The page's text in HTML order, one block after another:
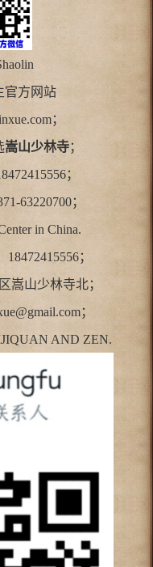
官方网站
；
嵩山少林寺；
；
63220700；
in China.
；
嵩山少林寺北；
；
AND ZEN.